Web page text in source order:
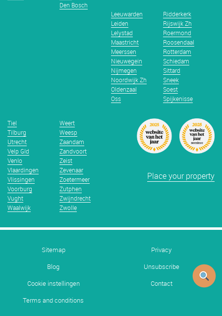
Den Bosch
Leeuwarden
Leiden
Lelystad
Maastricht
Meerssen
Nieuwegein
Nijmegen
Noordwijk Zh
Oldenzaal
Oss
Ridderkerk
Rijswijk Zh
Roermond
Roosendaal
Rotterdam
Schiedam
Sittard
Sneek
Soest
Spijkenisse
Tiel
Tilburg
Utrecht
Velp Gld
Venlo
Vlaardingen
Vlissingen
Voorburg
Vught
Waalwijk
Weert
Weesp
Zaandam
Zandvoort
Zeist
Zevenaar
Zoetermeer
Zutphen
Zwijndrecht
Zwolle
Place your property
Sitemap
Privacy
Blog
Unsubscribe
Cookie instellingen
Contact
Terms and conditions